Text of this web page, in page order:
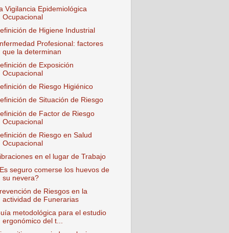
Vigilancia Epidemiológica
Ocupacional
de Higiene Industrial
Profesional: factores
que la determinan
de Exposición
Ocupacional
de Riesgo Higiénico
de Situación de Riesgo
de Factor de Riesgo
Ocupacional
de Riesgo en Salud
Ocupacional
en el lugar de Trabajo
seguro comerse los huevos de
su nevera?
de Riesgos en la
actividad de Funerarias
metodológica para el estudio
ergonómico del t...